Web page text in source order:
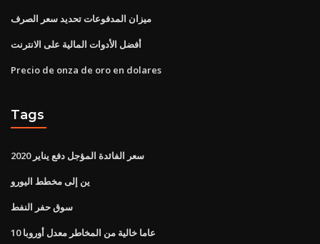
ميزان المدفوعات تحديد سعر الصرف
أفضل الأدوات المالية على الانترنت
Precio de onza de oro en dolares
Tags
سعر الفائدة المؤجل دفع يناير 2020
ين إلى مخطط اليورو
سوق حفر النفط
10 عاما خالية من المخاطر معدل أوروبا